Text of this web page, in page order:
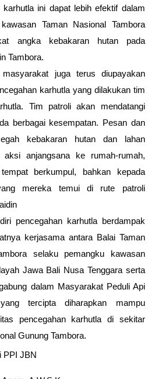
karhutla ini dapat lebih efektif dalam
Taman Nasional Tambora
angka kebakaran hutan pada
Tambora.
masyarakat juga terus diupayakan
karhutla yang dilakukan tim
Tim patroli akan mendatangi
berbagai kesempatan. Pesan dan
kebakaran hutan dan lahan
aksi anjangsana ke rumah-rumah,
berkumpul, bahkan kepada
mereka temui di rute patroli
pencegahan karhutla berdampak
kerjasama antara Balai Taman
selaku pemangku kawasan
Jawa Bali Nusa Tenggara serta
dalam Masyarakat Peduli Api
tercipta diharapkan mampu
pencegahan karhutla di sekitar
Gunung Tambora.
PPI JBN